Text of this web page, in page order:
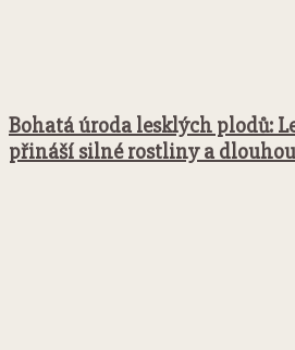
Bohatá úroda lesklých plodů:
přináší silné rostliny a